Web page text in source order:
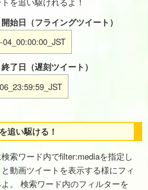
始日（フライングツイート）
了日（遅刻ツイート）
追い駆ける！
索ワード内でfilter:mediaを指定し
動画ツイートを表示する様にフィ
。 検索ワード内のフィルターを